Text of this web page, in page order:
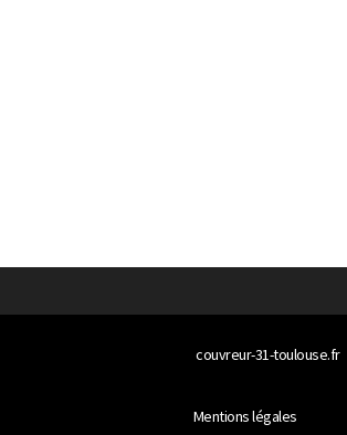
couvreur-31-toulouse.fr
Mentions légales